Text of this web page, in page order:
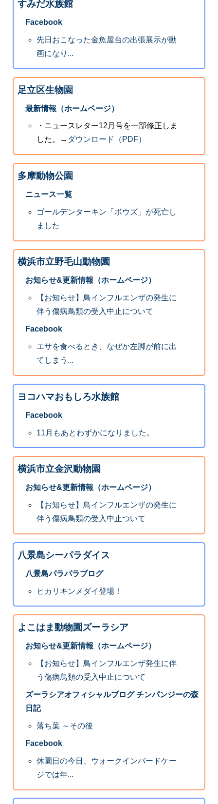
すみだ水族館
Facebook
先日おこなった金魚屋台の出張展示が動
画になり...
足立区生物園
最新情報（ホームページ）
・ニュースレター12月号を一部修正しま
した。→ ダウンロード（PDF）
多摩動物公園
ニュース一覧
ゴールデンターキン「ボウズ」が死亡し
ました
横浜市立野毛山動物園
お知らせ&更新情報（ホームページ）
【お知らせ】鳥インフルエンザの発生に
伴う傷病鳥類の受入中止について
Facebook
エサを食べるとき、なぜか左脚が前に出
てしまう...
ヨコハマおもしろ水族館
Facebook
11月もあとわずかになりました。
横浜市立金沢動物園
お知らせ&更新情報（ホームページ）
【お知らせ】鳥インフルエンザの発生に
伴う傷病鳥類の受入中止ついて
八景島シーパラダイス
八景島パラパラブログ
ヒカリキンメダイ登場！
よこはま動物園ズーラシア
お知らせ&更新情報（ホームページ）
【お知らせ】鳥インフルエンザ発生に伴
う傷病鳥類の受入中止について
ズーラシアオフィシャルブログ チンパンジーの森
日記
落ち葉 ～その後
Facebook
休園日の今日、ウォークインバードケー
ジでは年...